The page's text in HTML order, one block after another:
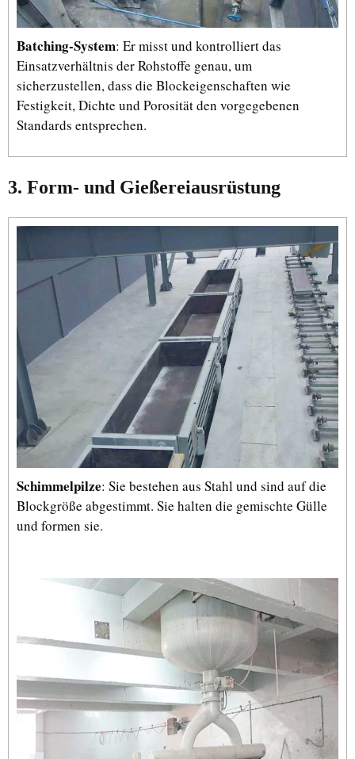
Batching-System: Er misst und kontrolliert das
Einsatzverhältnis der Rohstoffe genau, um
sicherzustellen, dass die Blockeigenschaften wie
Festigkeit, Dichte und Porosität den vorgegebenen
Standards entsprechen.
3. Form- und Gießereiausrüstung
Schimmelpilze: Sie bestehen aus Stahl und sind auf die
Blockgröße abgestimmt. Sie halten die gemischte Gülle
und formen sie.